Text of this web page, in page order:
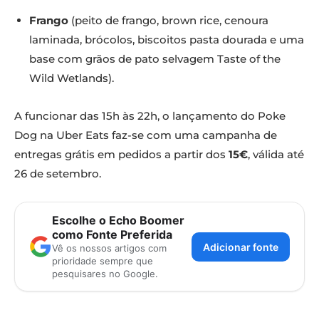
Frango (peito de frango, brown rice, cenoura
laminada, brócolos, biscoitos pasta dourada e uma
base com grãos de pato selvagem Taste of the
Wild Wetlands).
A funcionar das 15h às 22h, o lançamento do Poke
Dog na Uber Eats faz-se com uma campanha de
entregas grátis em pedidos a partir dos 15€, válida até
26 de setembro.
Escolhe o Echo Boomer
como Fonte Preferida
Vê os nossos artigos com
prioridade sempre que
pesquisares no Google.
Adicionar fonte